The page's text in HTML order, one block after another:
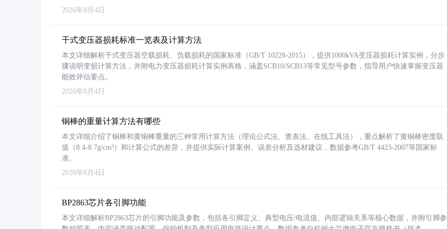
2026年8月4日
干式变压器损耗标准一览表及计算方法
本文详细解析干式变压器空载损耗、负载损耗的国家标准（GB/T 10228-2015），提供1000kVA变压器损耗计算实例，分步
骤说明变损计算方法，并附电力变压器损耗计算实例表格，涵盖SCB10/SCB13等常见型号参数，指导用户快速掌握变压器
能效评估要点。
2026年8月4日
铜棒的重量计算方法有哪些
本文详细介绍了铜棒和黄铜棒重量的三种常用计算方法（理论公式法、查表法、在线工具法），重点解析了黄铜棒密度取
值（8.4-8.7g/cm³）和计算公式的差异，并提供实际计算案例、误差分析及选材建议，数据参考GB/T 4423-2007等国家标
准。
2026年8月4日
BP2863芯片各引脚功能
本文详细解析BP2863芯片的引脚功能及参数，包括各引脚定义、典型电压/电流值、内部逻辑关系等核心数据，并附引脚参